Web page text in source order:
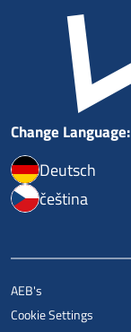
Change Language:
Deutsch
čeština
AEB's
Cookie Settings